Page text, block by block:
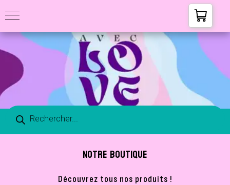
NOTRE BOUTIQUE
Découvrez tous nos produits !